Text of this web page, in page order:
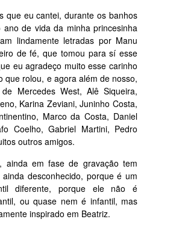
que eu cantei, durante os banhos
ano de vida da minha princesinha
lindamente letradas por Manu
de fé, que tomou para sí esse
eu agradeço muito esse carinho
que rolou, e agora além de nosso,
Mercedes West, Alê Siqueira,
Karina Zeviani, Juninho Costa,
Marco da Costa, Daniel
Coelho, Gabriel Martini, Pedro
outros amigos.
ainda em fase de gravação tem
ainda desconhecido, porque é um
diferente, porque ele não é
ou quase nem é infantil, mas
inspirado em Beatriz.